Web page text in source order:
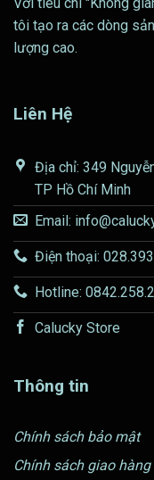
tôi tạo ra các dòng
lượng cao.
Liên Hệ
Địa chỉ: 349
TP Hồ Chí Minh
Email:
Điện thoại:
Hotline:
Calucky Store
Thông tin
Chính sách bảo mật
Chính sách giao hàng